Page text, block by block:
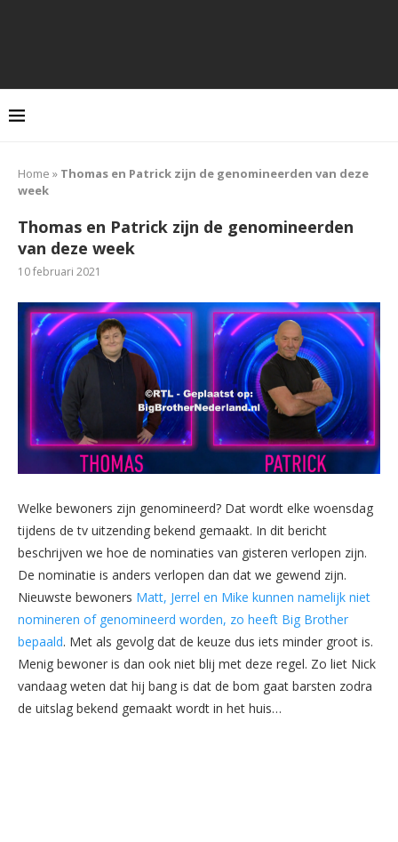
Home » Thomas en Patrick zijn de genomineerden van deze
week
Thomas en Patrick zijn de genomineerden
van deze week
10 februari 2021
Welke bewoners zijn genomineerd? Dat wordt elke woensdag
tijdens de tv uitzending bekend gemaakt. In dit bericht
beschrijven we hoe de nominaties van gisteren verlopen zijn.
De nominatie is anders verlopen dan dat we gewend zijn.
Nieuwste bewoners Matt, Jerrel en Mike kunnen namelijk niet
nomineren of genomineerd worden, zo heeft Big Brother
bepaald. Met als gevolg dat de keuze dus iets minder groot is.
Menig bewoner is dan ook niet blij met deze regel. Zo liet Nick
vandaag weten dat hij bang is dat de bom gaat barsten zodra
de uitslag bekend gemaakt wordt in het huis…